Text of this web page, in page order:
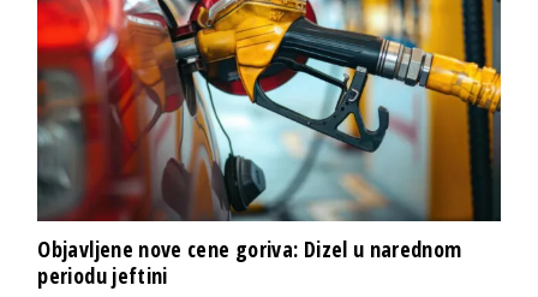
Objavljene nove cene goriva: Dizel u narednom
periodu jeftini